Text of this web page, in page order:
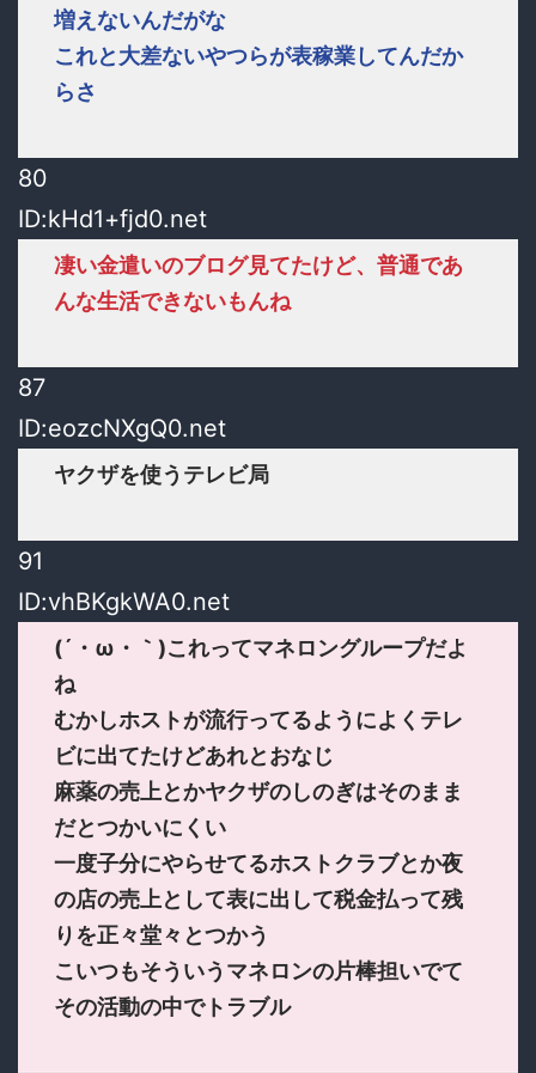
増えないんだがな
これと大差ないやつらが表稼業してんだか
らさ
80
ID:kHd1+fjd0.net
凄い金遣いのブログ見てたけど、普通であ
んな生活できないもんね
87
ID:eozcNXgQ0.net
ヤクザを使うテレビ局
91
ID:vhBKgkWA0.net
(´・ω・｀)これってマネロングループだよ
ね
むかしホストが流行ってるようによくテレ
ビに出てたけどあれとおなじ
麻薬の売上とかヤクザのしのぎはそのまま
だとつかいにくい
一度子分にやらせてるホストクラブとか夜
の店の売上として表に出して税金払って残
りを正々堂々とつかう
こいつもそういうマネロンの片棒担いでて
その活動の中でトラブル